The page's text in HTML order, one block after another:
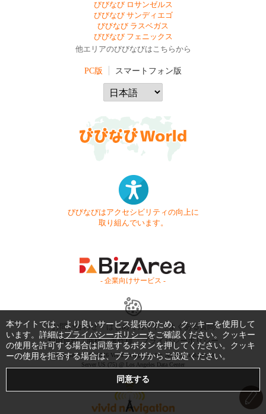
びびなび ロサンゼルス
びびなび サンディエゴ
びびなび ラスベガス
びびなび フェニックス
他エリアのびびなびはこちらから
PC版 スマートフォン版
びびなびはアクセシビリティの向上に
取り組んでいます。
- 企業向けサービス -
お問い合わせ はじめてガイド
よくある質問
利用規約
商標・著作権 プライバシーポリシー
Copyright © 1999-2026 Vivid Navigation, Inc. All Rights Reserved.
Server US (75) @ Los Angeles Data Center
本サイトでは、より良いサービス提供のため、クッキーを使用して
います。詳細はプライバシーポリシーをご確認ください。クッキー
の使用を許可する場合は同意するボタンを押してください。クッキ
ーの使用を拒否する場合は、ブラウザからご設定ください。